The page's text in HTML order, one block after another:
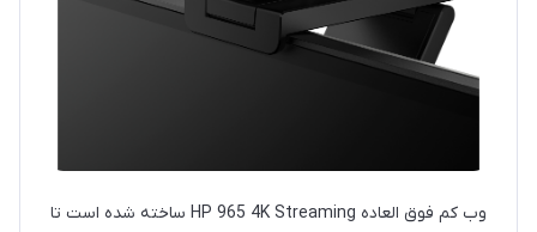
وب کم فوق العاده HP 965 4K Streaming ساخته شده است تا